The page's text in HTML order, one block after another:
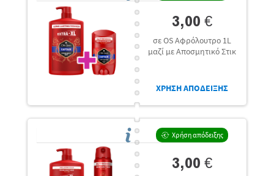
3,00 €
σε OS Αφρόλουτρο 1L
μαζί με Αποσμητικό Στικ
ΧΡΗΣΗ ΑΠΟΔΕΙΞΗΣ
Χρήση απόδειξης
3,00 €